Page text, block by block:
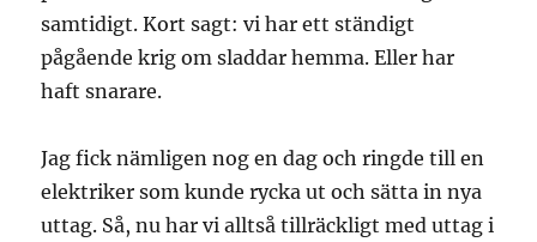
samtidigt. Kort sagt: vi har ett ständigt
pågående krig om sladdar hemma. Eller har
haft snarare.
Jag fick nämligen nog en dag och ringde till en
elektriker som kunde rycka ut och sätta in nya
uttag. Så, nu har vi alltså tillräckligt med uttag i